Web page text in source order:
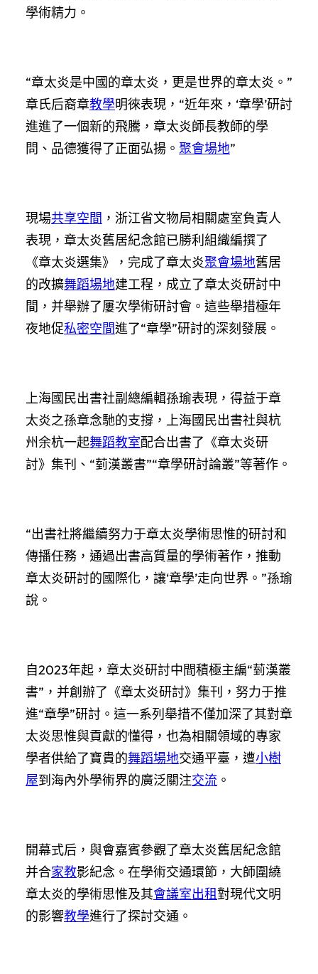
學術精力。
“章太炎是中國的章太炎，更是世界的章太炎。”
章氏后裔章教學明徠表現，“近年來，‘章學’研討
進進了一個新的飛騰，章太炎師長教師的學
問、品德獲得了正面弘揚。 聚會場地”
現場共享空間 ，浙江省文物局相關處室負責人
表現，章太炎舊居紀念館已勝利組織編撰了
《章太炎選集》，完成了章太炎聚會場地舊居
的改擴舞蹈場地建工程，成立了章太炎研討中
間，并舉辦了屢次學術研討會。這些舉措極年
夜地促私密空間進了“章學”研討的深刻發展。
上海國民出書社副總編輯孫瑜表現，得益于章
太炎之孫章念馳的支撐，上海國民出書社與杭
州余杭一起舞蹈教室配合出書了《章太炎研
討》集刊、“菿漢叢書”“章學研討論叢”等著作。
“出書社將繼續努力于章太炎學術思惟的研討和
傳播任務，通過出書高質量的學術著作，推動
章太炎研討的國際化，讓‘章學’走向世界。”孫瑜
說。
自2023年起，章太炎研討中間積極主編“菿漢叢
書”，并創辦了《章太炎研討》集刊，努力于推
進“章學”研討。這一系列舉措不僅加深了其對章
太炎思惟與貢獻的懂得，也為相關領域的專家
學者供給了寶貴的舞蹈場地交通平臺，遭小樹
屋到海內外學術界的廣泛關注交流 。
開幕式后，與會嘉賓參觀了章太炎舊居紀念館
并合家教影紀念。在學術交通環節，大師圍繞
章太炎的學術思惟及其會議室出租對現代文明
的影響教學進行了探討交通。